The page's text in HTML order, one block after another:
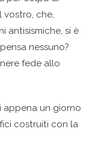
vostro, che,
antisismiche, si è
nessuno?
fede allo
appena un giorno
costruiti con la